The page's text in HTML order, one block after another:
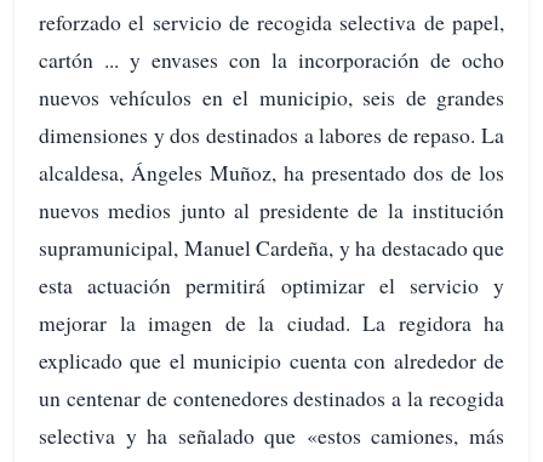
reforzado el servicio de recogida selectiva de papel,
cartón ... y envases con la incorporación de ocho
nuevos vehículos en el municipio, seis de grandes
dimensiones y dos destinados a labores de repaso. La
alcaldesa, Ángeles Muñoz, ha presentado dos de los
nuevos medios junto al presidente de la institución
supramunicipal, Manuel Cardeña, y ha destacado que
esta actuación permitirá optimizar el servicio y
mejorar la imagen de la ciudad. La regidora ha
explicado que el municipio cuenta con alrededor de
un centenar de contenedores destinados a la recogida
selectiva y ha señalado que «estos camiones, más